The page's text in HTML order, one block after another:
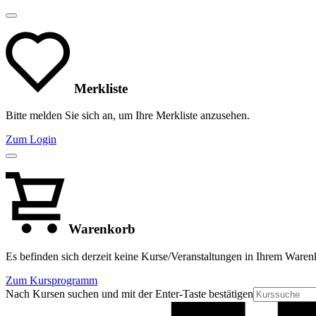
Merkliste
Bitte melden Sie sich an, um Ihre Merkliste anzusehen.
Zum Login
Warenkorb
Es befinden sich derzeit keine Kurse/Veranstaltungen in Ihrem
Zum Kursprogramm
Nach Kursen suchen und mit der Enter-Taste bestätigen